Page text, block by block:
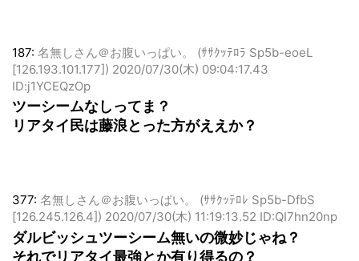
187: 名無しさん＠お腹いっぱい。 (ｻｻｸｯﾃﾛﾗ Sp5b-eoeL
[126.193.101.177])
ID:j1YCEQzOp
ツーシームなしってま？
リアタイ民は藤浪とった方がええか？
377:名無しさん＠お腹いっぱい。 (ｻｻｸｯﾃﾛﾚ Sp5b-DfbS
[126.245.126.4])
2020/07/30(木) 11:19:13.52 ID:QI7hn20np
ダルビッシュツーシーム無いの微妙じゃね？